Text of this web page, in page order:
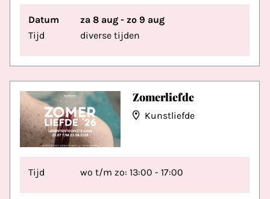
Datum
za 8 aug - zo 9 aug
Tijd
diverse tijden
Zomerliefde
Kunstliefde
Tijd wo t/m zo: 13:00 - 17:00